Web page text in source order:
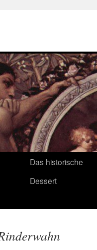
Das historische
Dessert